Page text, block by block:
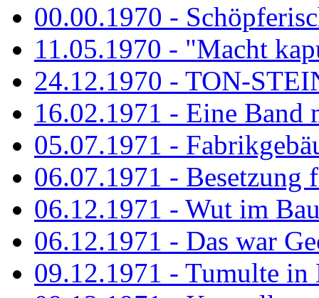
00.00.1970 -
11.05.1970 - "Macht
24.12.1970 - TON-
16.02.1971 - Eine Band
05.07.1971 -
06.07.1971 - Besetzung
06.12.1971 - Wut im
06.12.1971 - Das war
09.12.1971 - Tumulte in